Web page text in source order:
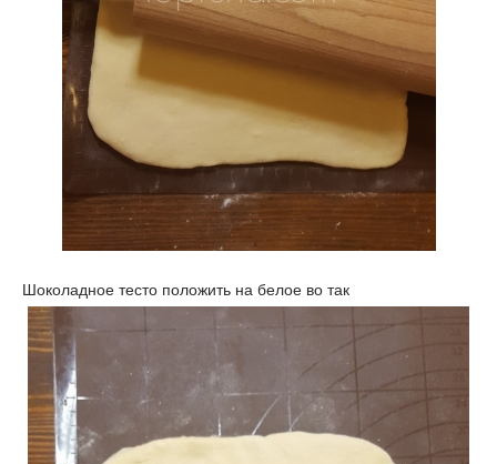
Шоколадное тесто положить на белое во так